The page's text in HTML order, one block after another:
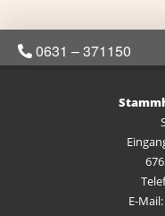
0631 – 371150
E-Mail: